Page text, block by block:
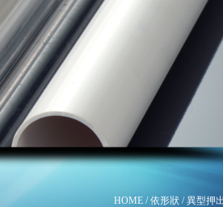
HOME / 依形狀 /異型押出